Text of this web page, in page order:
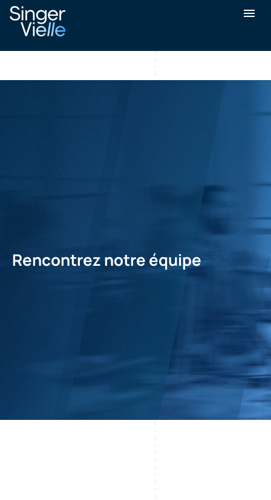
Rencontrez notre
équipe
Rencontrez notre équipe